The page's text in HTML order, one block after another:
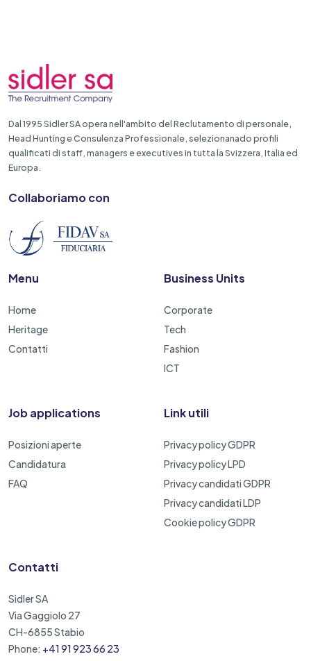
Dal 1995 Sidler SA opera nell'ambito del Reclutamento di personale,
Head Hunting e Consulenza Professionale, selezionanado profili
qualificati di staff, managers e executives in tutta la Svizzera, Italia ed
Europa.
Collaboriamo con
Menu
Home
Heritage
Contatti
Business Units
Corporate
Tech
Fashion
ICT
Job applications
Posizioni aperte
Candidatura
FAQ
Link utili
Privacy policy GDPR
Privacy policy LPD
Privacy candidati GDPR
Privacy candidati LDP
Cookie policy GDPR
Contatti
Sidler SA
Via Gaggiolo 27
CH-6855 Stabio
Phone: +41 91 923 66 23